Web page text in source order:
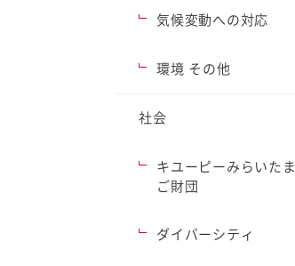
気候変動への対応
環境 その他
社会
キユーピーみらいたま
ご財団
ダイバーシティ